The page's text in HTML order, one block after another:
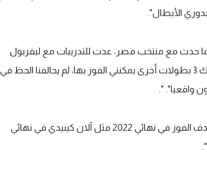
الأبطال".
حدث مع منتخب مصر، عدت للتدريبات مع ليفربول
سريعا. شعرت في ذلك الوقت أن هناك 3 بطولات أخرى يمكنني الفوز بها، لم يحالفنا الحظ في
واقعيا". ".
وردا على سؤال من سيكون صاحب هدف الفوز في نهائي 2022 مثل آلان كينيدي في نهائي